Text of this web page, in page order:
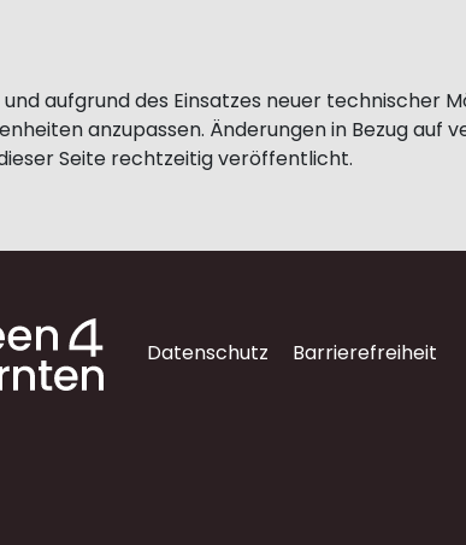
aufgrund des Einsatzes neuer technischer
anzupassen. Änderungen in Bezug auf
Seite rechtzeitig veröffentlicht.
Datenschutz Barrierefreiheit